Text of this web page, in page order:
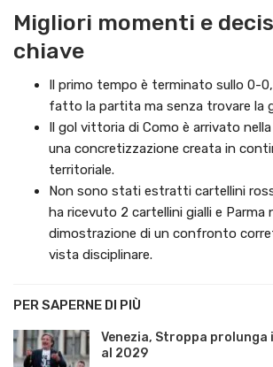
Migliori momenti e
chiave
Il primo tempo è terminato sullo 0-
fatto la partita ma senza trovare la
Il gol vittoria di Como è arrivato
una concretizzazione creata in
territoriale.
Non sono stati estratti cartellini
ha ricevuto 2 cartellini gialli e Parma
dimostrazione di un confronto
vista disciplinare.
PER SAPERNE DI PIÙ
Venezia, Stroppa
al 2029